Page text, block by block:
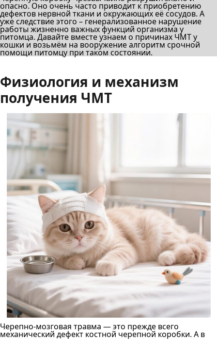
опасно. Оно очень часто приводит к приобретению
дефектов нервной ткани и окружающих её сосудов. А
уже следствие этого – генерализованное нарушение
работы жизненно важных функций организма у
питомца. Давайте вместе узнаем о причинах ЧМТ у
кошки и возьмём на вооружение алгоритм срочной
помощи питомцу при таком состоянии.
Физиология и механизм
получения ЧМТ
Черепно-мозговая травма — это прежде всего
механический дефект костной черепной коробки. А в